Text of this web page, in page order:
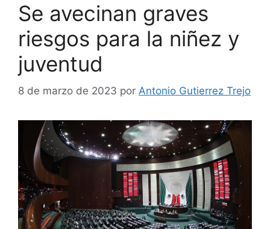
Se avecinan graves
riesgos para la niñez y
juventud
8 de marzo de 2023 por Antonio Gutierrez Trejo